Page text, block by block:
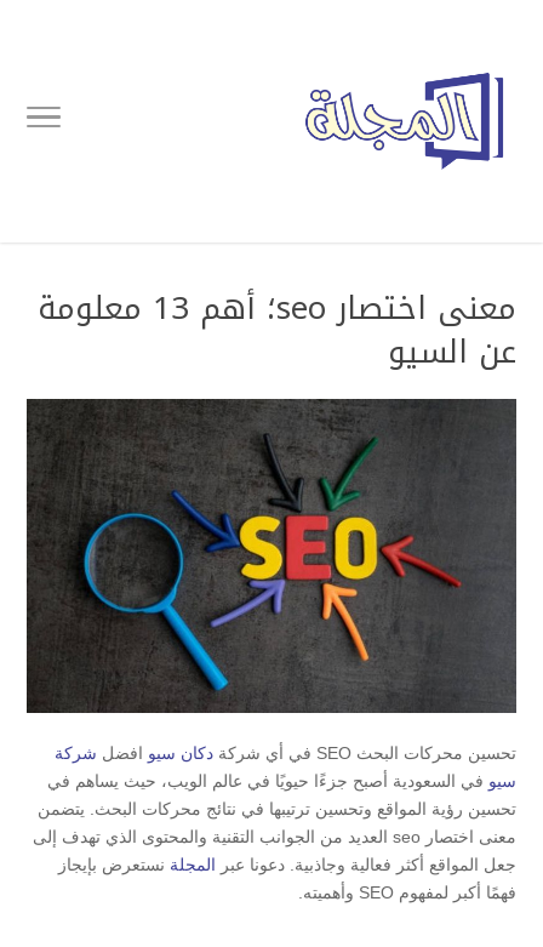
معنى اختصار seo؛ أهم 13 معلومة
عن السيو
تحسين محركات البحث SEO في أي شركة دكان سيو افضل شركة
سيو في السعودية أصبح جزءًا حيويًا في عالم الويب، حيث يساهم في
تحسين رؤية المواقع وتحسين ترتيبها في نتائج محركات البحث. يتضمن
معنى اختصار seo العديد من الجوانب التقنية والمحتوى الذي تهدف إلى
جعل المواقع أكثر فعالية وجاذبية. دعونا عبر المجلة نستعرض بإيجاز
فهمًا أكبر لمفهوم SEO وأهميته.